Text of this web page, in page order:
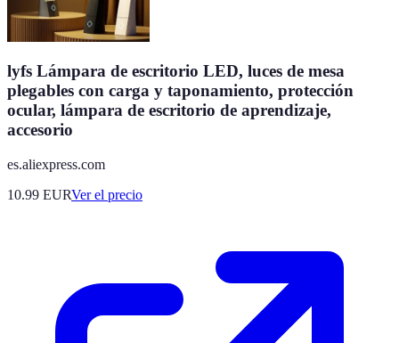
lyfs Lámpara de escritorio LED, luces de mesa
plegables con carga y taponamiento, protección
ocular, lámpara de escritorio de aprendizaje,
accesorio
es.aliexpress.com
10.99 EURVer el precio